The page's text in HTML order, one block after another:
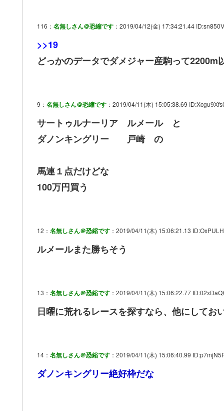
116： 名無しさん＠恐縮です ：2019/04/12(金) 17:34:21.44
>>19
どっかのデータでダメジャー産駒って
9： 名無しさん＠恐縮です ：2019/04/11(木) 15:05:38.69
サートゥルナーリア ルメール と
ダノンキングリー 戸崎 の
馬連１点だけどな
100万円買う
12： 名無しさん＠恐縮です ：2019/04/11(木) 15:06:21.13
ルメールまた勝ちそう
13： 名無しさん＠恐縮です ：2019/04/11(木) 15:06:22.77
日曜に荒れるレースを探すなら、他にしてお
14： 名無しさん＠恐縮です ：2019/04/11(木) 15:06:40.99
ダノンキングリー絶好枠だな